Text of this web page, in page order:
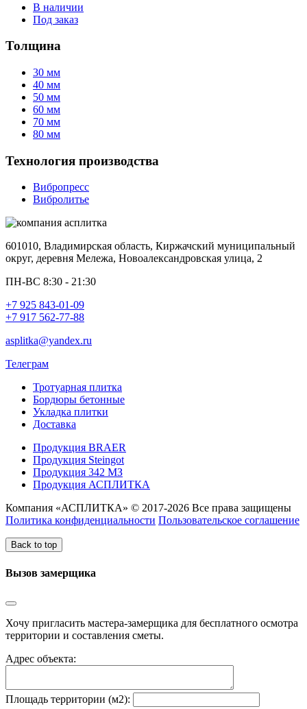
В наличии
Под заказ
Толщина
30 мм
40 мм
50 мм
60 мм
70 мм
80 мм
Технология производства
Вибропресс
Вибролитье
601010, Владимирская область, Киржачский муниципальный
округ, деревня Мележа, Новоалександровская улица, 2
ПН-ВС 8:30 - 21:30
+7 925 843-01-09
+7 917 562-77-88
asplitka@yandex.ru
Телеграм
Тротуарная плитка
Бордюры бетонные
Укладка плитки
Доставка
Продукция BRAER
Продукция Steingot
Продукция 342 МЗ
Продукция АСПЛИТКА
Компания «АСПЛИТКА» © 2017-2026 Все права защищены
Политика конфиденциальности Пользовательское соглашение
Back to top
Вызов замерщика
Хочу пригласить мастера-замерщика для бесплатного осмотра
территории и составления сметы.
Адрес объекта:
Площадь территории (м2):